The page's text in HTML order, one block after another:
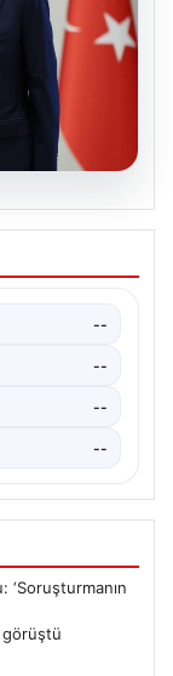
--
--
--
--
‘Soruşturmanın
görüştü